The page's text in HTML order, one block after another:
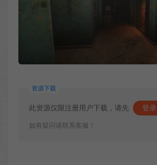
资源下载
此资源仅限注册用户下载，请先 登录
如有疑问请联系客服！